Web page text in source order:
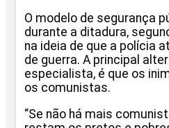
O modelo de segurança
durante a ditadura,
na ideia de que a polícia
de guerra. A principal
especialista, é que os
os comunistas.
“Se não há mais